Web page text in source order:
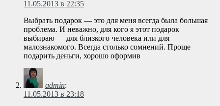
11.05.2013 в 22:35
Выбрать подарок — это для меня всегда была большая
проблема. И неважно, для кого я этот подарок
выбираю — для близкого человека или для
малознакомого. Всегда столько сомнений. Проще
подарить деньги, хорошо оформив
admin:
11.05.2013 в 23:18